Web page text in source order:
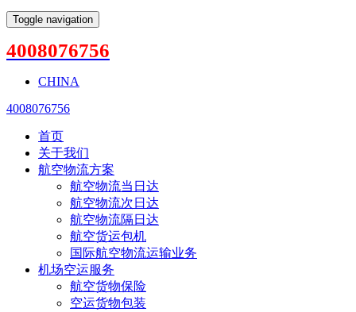
Toggle navigation
4008076756
CHINA
4008076756
首页
关于我们
航空物流方案
航空物流当日达
航空物流次日达
航空物流隔日达
航空货运包机
国际航空物流运输业务
机场空运服务
航空货物保险
空运货物包装